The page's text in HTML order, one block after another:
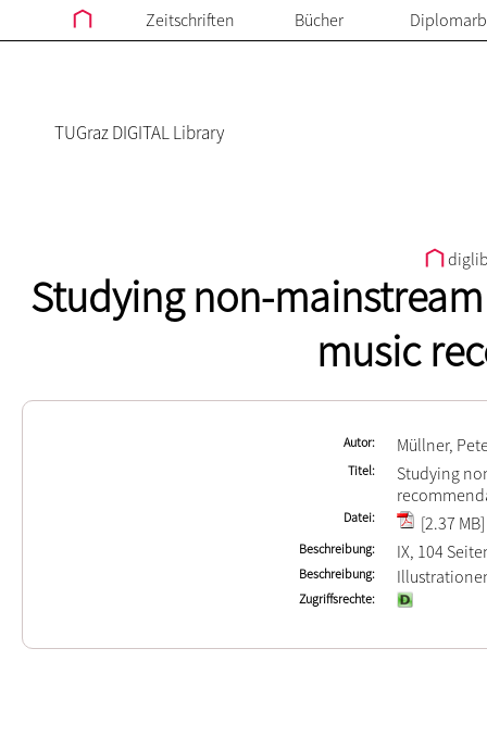
Zeitschriften Bücher
TUGraz DIGITAL Library
Studying non-
music
Autor Müllner,
Titel
Studying
Datei [2.37 MB]
Beschreibung IX, 104
Beschreibung
Zugriffsrechte